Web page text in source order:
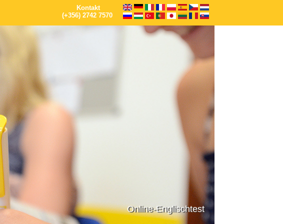
Kontakt
(+356) 2742 7570
Online-Englischtest